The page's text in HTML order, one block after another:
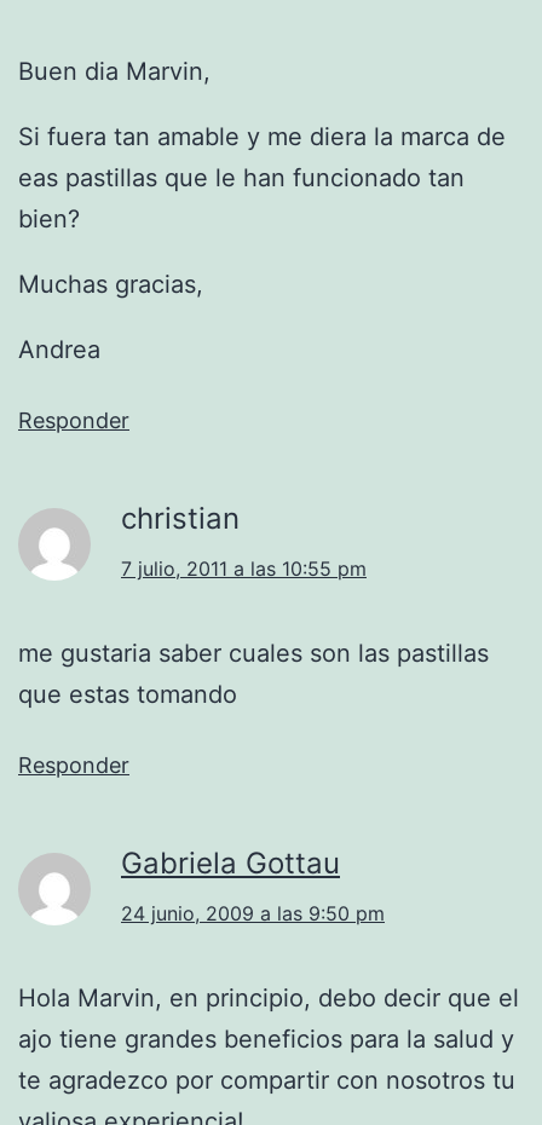
Buen dia Marvin,
Si fuera tan amable y me diera la marca de
eas pastillas que le han funcionado tan
bien?
Muchas gracias,
Andrea
Responder
christian
7 julio, 2011 a las 10:55 pm
me gustaria saber cuales son las pastillas
que estas tomando
Responder
Gabriela Gottau
24 junio, 2009 a las 9:50 pm
Hola Marvin, en principio, debo decir que el
ajo tiene grandes beneficios para la salud y
te agradezco por compartir con nosotros tu